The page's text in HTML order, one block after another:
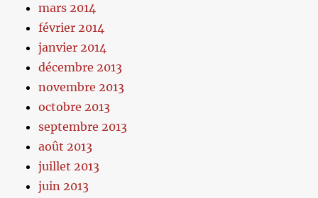
mars 2014
février 2014
janvier 2014
décembre 2013
novembre 2013
octobre 2013
septembre 2013
août 2013
juillet 2013
juin 2013